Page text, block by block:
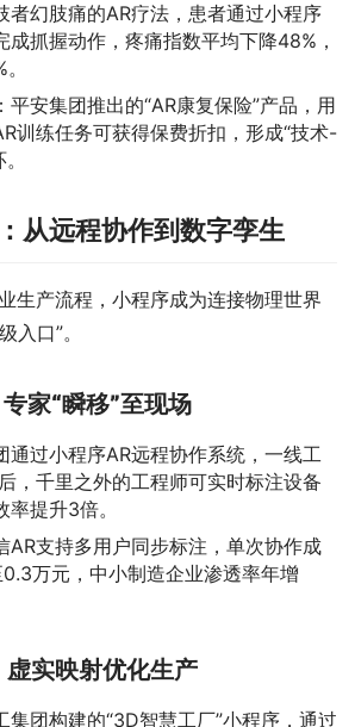
者幻肢痛的AR疗法，患者通过小程序
成抓握动作，疼痛指数平均下降48%，
：平安集团推出的“AR康复保险”产品，用
训练任务可获得保费折扣，形成“技术-
从远程协作到数字孪生
生产流程，小程序成为连接物理世界
入口”。
家“瞬移”至现场
通过小程序AR远程协作系统，一线工
，千里之外的工程师可实时标注设备
提升3倍。
AR支持多用户同步标注，单次协作成
万元，中小制造企业渗透率年增
实映射优化生产
集团构建的“3D智慧工厂”小程序，通过